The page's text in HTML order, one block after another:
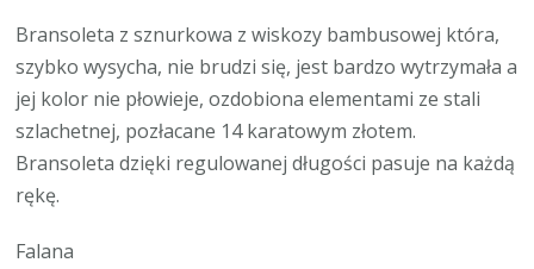
Bransoleta z sznurkowa z wiskozy bambusowej która,
szybko wysycha, nie brudzi się, jest bardzo wytrzymała a
jej kolor nie płowieje, ozdobiona elementami ze stali
szlachetnej, pozłacane 14 karatowym złotem.
Bransoleta dzięki regulowanej długości pasuje na każdą
rękę.
Falana